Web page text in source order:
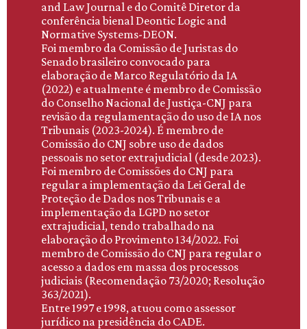
and Law Journal e do Comitê Diretor da
conferência bienal Deontic Logic and
Normative Systems-DEON.
Foi membro da Comissão de Juristas do
Senado brasileiro convocado para
elaboração de Marco Regulatório da IA
(2022) e atualmente é membro de Comissão
do Conselho Nacional de Justiça-CNJ para
revisão da regulamentação do uso de IA nos
Tribunais (2023-2024). É membro de
Comissão do CNJ sobre uso de dados
pessoais no setor extrajudicial (desde 2023).
Foi membro de Comissões do CNJ para
regular a implementação da Lei Geral de
Proteção de Dados nos Tribunais e a
implementação da LGPD no setor
extrajudicial, tendo trabalhado na
elaboração do Provimento 134/2022. Foi
membro de Comissão do CNJ para regular o
acesso a dados em massa dos processos
judiciais (Recomendação 73/2020; Resolução
363/2021).
Entre 1997 e 1998, atuou como assessor
jurídico na presidência do CADE.